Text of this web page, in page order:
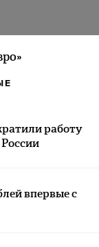
работу
впервые с